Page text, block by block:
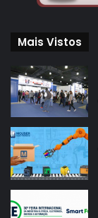
Mais Vistos